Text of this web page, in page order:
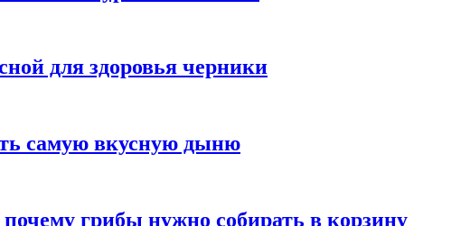
для здоровья черники
самую вкусную дыню
грибы нужно собирать в корзину